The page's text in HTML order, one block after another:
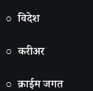
○ विदेश
○ करीअर
○ क्राईम जगत